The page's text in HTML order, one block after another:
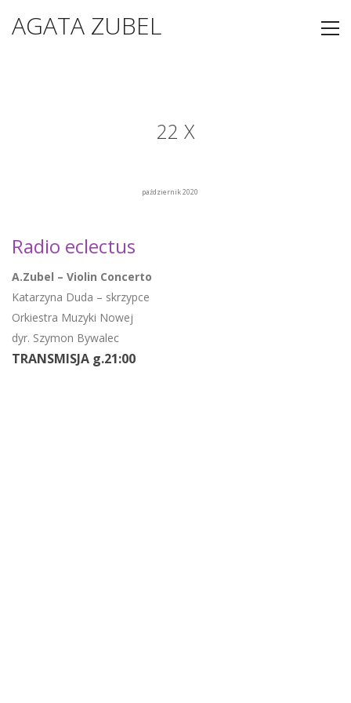
AGATA ZUBEL
22 X
październik 2020
Radio eclectus
A.Zubel – Violin Concerto
Katarzyna Duda – skrzypce
Orkiestra Muzyki Nowej
dyr. Szymon Bywalec
TRANSMISJA g.21:00